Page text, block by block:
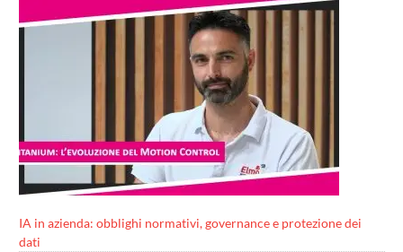
IA in azienda: obblighi normativi, governance e protezione dei
dati